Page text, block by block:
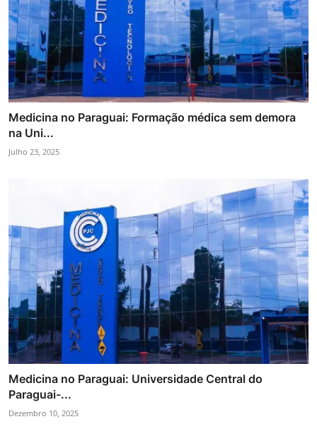
Medicina no Paraguai: Formação médica sem demora
na Uni...
Julho 23, 2025
Medicina no Paraguai: Universidade Central do
Paraguai-...
Dezembro 10, 2025